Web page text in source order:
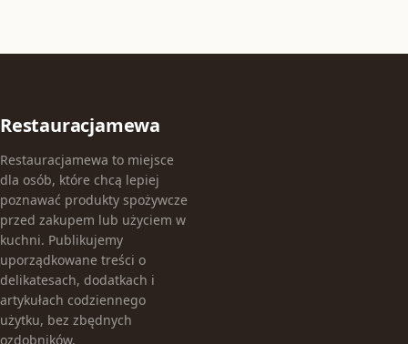
Restauracjamewa
Restauracjamewa to miejsce
dla osób, które chcą lepiej
poznawać produkty spożywcze
przed zakupem lub użyciem w
kuchni. Publikujemy
uporządkowane treści o
delikatesach, dodatkach i
artykułach codziennego
użytku, bez zbędnych
ozdobników.